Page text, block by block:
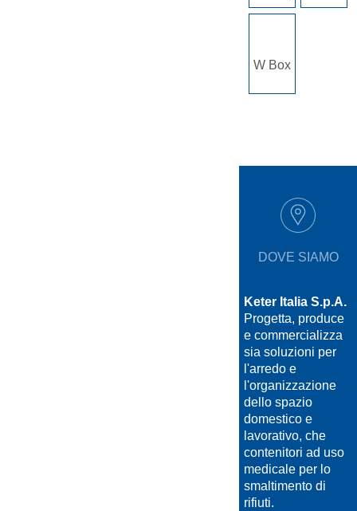
W Box
DOVE SIAMO
Keter Italia S.p.A.
Progetta, produce
e commercializza
sia soluzioni per
l'arredo e
l'organizzazione
dello spazio
domestico e
lavorativo, che
contenitori ad uso
medicale per lo
smaltimento di
rifiuti.